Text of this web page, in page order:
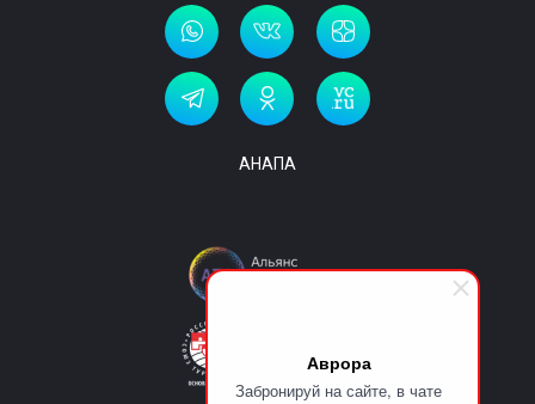
Аврора
Забронируй на сайте, в чате
АНАПА